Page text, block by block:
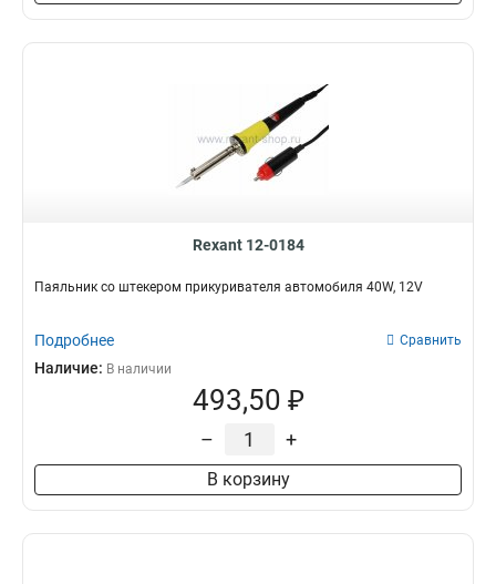
Rexant 12-0184
Паяльник со штекером прикуривателя автомобиля 40W, 12V
Подробнее Сравнить
Наличие: В наличии
493,50 ₽
– +
В корзину